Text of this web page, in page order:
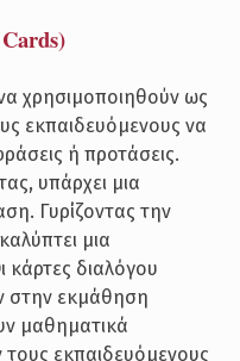
χρησιμοποιηθούν ως
εκπαιδευόμενους να
ή προτάσεις.
υπάρχει μια
Γυρίζοντας την
μια
κάρτες διαλόγου
στην εκμάθηση
μαθηματικά
εκπαιδευόμενους